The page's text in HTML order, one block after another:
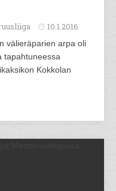
10.1.2016
välieräparien arpa oli
tapahtuneessa
Kokkolan